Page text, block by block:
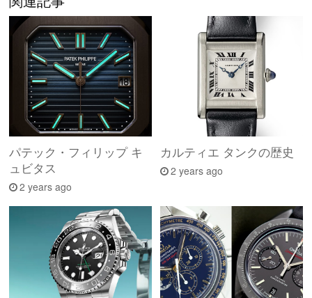
パテック・フィリップ キ
ュビタス
2 years ago
カルティエ タンクの歴史
2 years ago